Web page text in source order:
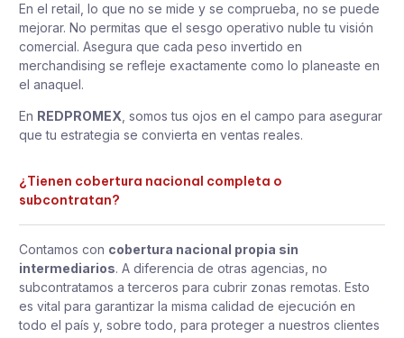
En el retail, lo que no se mide y se comprueba, no se puede
mejorar. No permitas que el sesgo operativo nuble tu visión
comercial. Asegura que cada peso invertido en
merchandising se refleje exactamente como lo planeaste en
el anaquel.
En REDPROMEX, somos tus ojos en el campo para asegurar
que tu estrategia se convierta en ventas reales.
¿Tienen cobertura nacional completa o
subcontratan?
Contamos con cobertura nacional propia sin
intermediarios. A diferencia de otras agencias, no
subcontratamos a terceros para cubrir zonas remotas. Esto
es vital para garantizar la misma calidad de ejecución en
todo el país y, sobre todo, para proteger a nuestros clientes